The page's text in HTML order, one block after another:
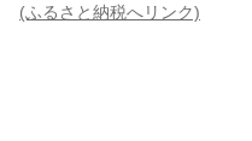
(ふるさと納税へリンク)